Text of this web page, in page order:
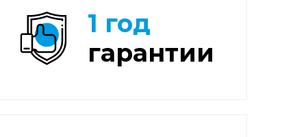
1 год
гарантии